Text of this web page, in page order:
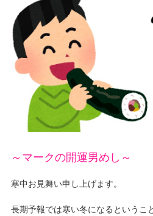
～マークの開運男めし～
寒中お見舞い申し上げます。
長期予報では寒い冬になるというこ